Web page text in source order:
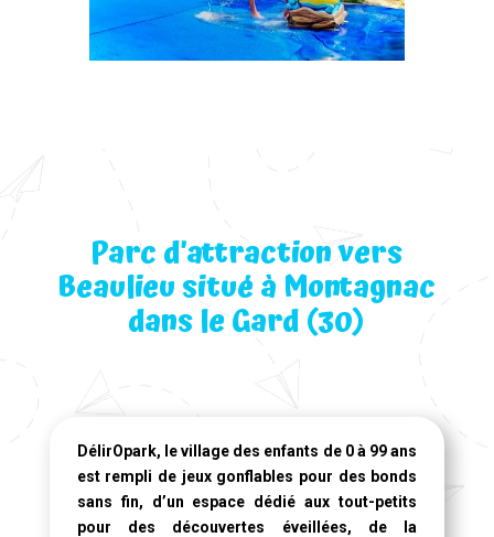
Parc d’attraction vers
Beaulieu situé à Montagnac
dans le Gard (30)
DélirOpark, le village des enfants de 0 à 99 ans
est rempli de jeux gonflables pour des bonds
sans fin, d’un espace dédié aux tout-petits
pour des découvertes éveillées, de la